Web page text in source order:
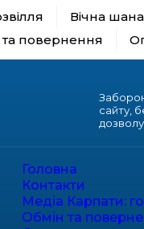
Вічна
повернення
сайту,
дозволу
Головна
Контакти
Медіа Карпати:
Обмін та